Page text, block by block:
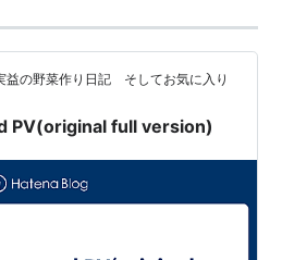
17日
ド → TK state → プロダクシ
の野菜作り日記 そしてお気に入り
PV(original full version)